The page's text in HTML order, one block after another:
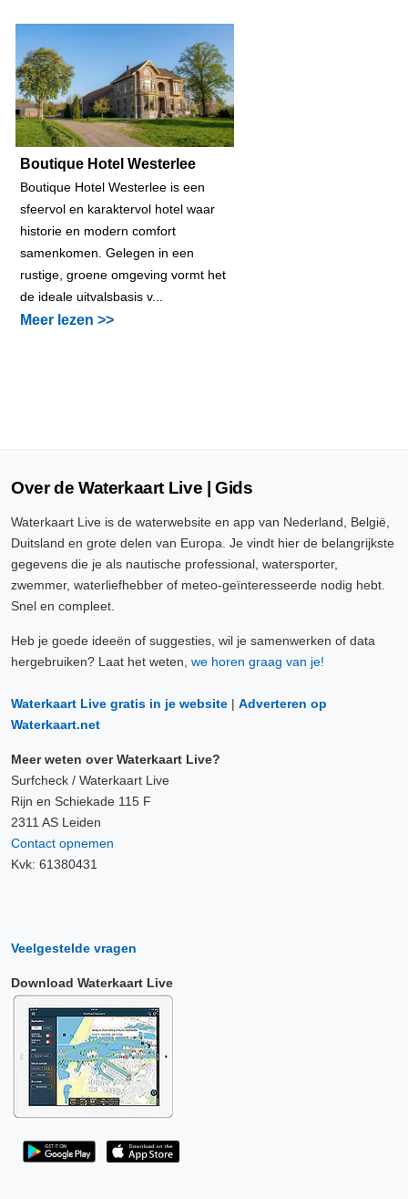
Boutique Hotel Westerlee
Boutique Hotel Westerlee is een
sfeervol en karaktervol hotel waar
historie en modern comfort
samenkomen. Gelegen in een
rustige, groene omgeving vormt het
de ideale uitvalsbasis v...
Meer lezen >>
Over de Waterkaart Live | Gids
Waterkaart Live is de waterwebsite en app van Nederland, België,
Duitsland en grote delen van Europa. Je vindt hier de belangrijkste
gegevens die je als nautische professional, watersporter,
zwemmer, waterliefhebber of meteo-geïnteresseerde nodig hebt.
Snel en compleet.
Heb je goede ideeën of suggesties, wil je samenwerken of data
hergebruiken? Laat het weten, we horen graag van je!
Waterkaart Live gratis in je website | Adverteren op
Waterkaart.net
Meer weten over Waterkaart Live?
Surfcheck / Waterkaart Live
Rijn en Schiekade 115 F
2311 AS Leiden
Contact opnemen
Kvk: 61380431
Veelgestelde vragen
Download Waterkaart Live